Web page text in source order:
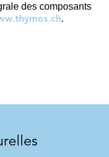
des composants
.